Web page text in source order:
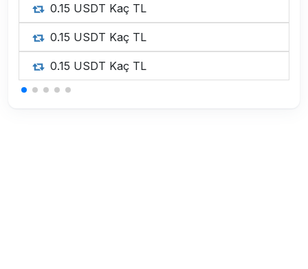
0.15 USDT Kaç TL
0.15 USDT Kaç TL
0.15 USDT Kaç TL